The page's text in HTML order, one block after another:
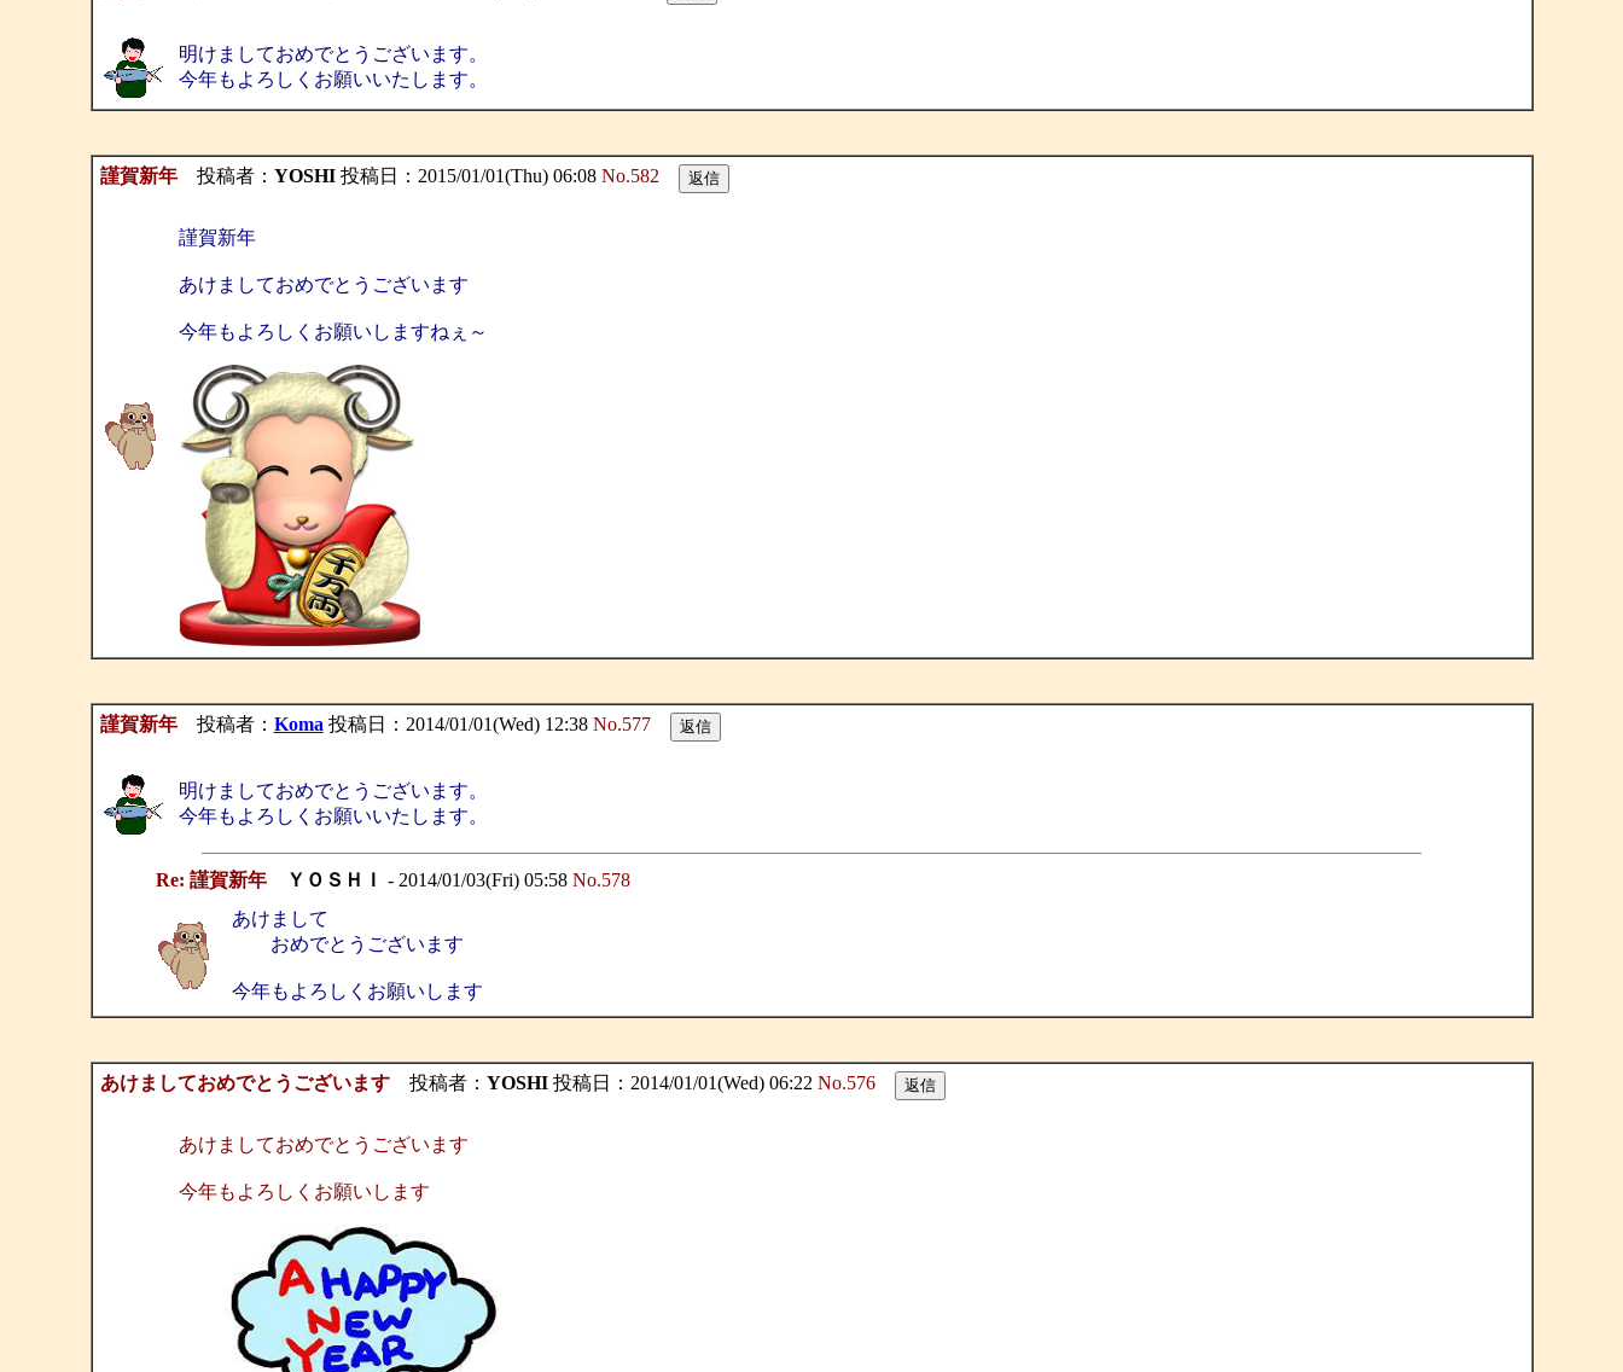
明けましておめでとうございます。
今年もよろしくお願いいたします。
謹賀新年投稿者： YOSHI投稿日：2015/01/01(Thu) 06:08 No.582
謹賀新年
あけましておめでとうございます
今年もよろしくお願いしますねぇ～
謹賀新年投稿者： Koma 投稿日：2014/01/01(Wed) 12:38 No.577
明けましておめでとうございます。
今年もよろしくお願いいたします。
Re: 謹賀新年 ＹＯＳＨＩ - 2014/01/03(Fri) 05:58 No.578
あけまして
おめでとうございます
今年もよろしくお願いします
あけましておめでとうございます投稿者： YOSHI投稿日：2014/01/01(Wed) 06:22 No.576
あけましておめでとうございます
今年もよろしくお願いします